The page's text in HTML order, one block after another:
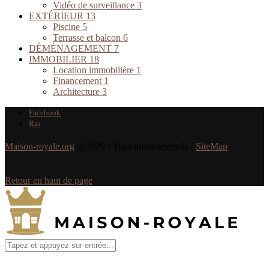
Vidéo de surveillance 3
EXTÉRIEUR 13
Piscine 5
Terrasse et balcon 6
DÉMÉNAGEMENT 7
IMMOBILIER 18
Location immobilière 1
Financement 1
Architecture 3
Facebook
Rss
Maison-royale.org SiteMap
Retour en haut de page